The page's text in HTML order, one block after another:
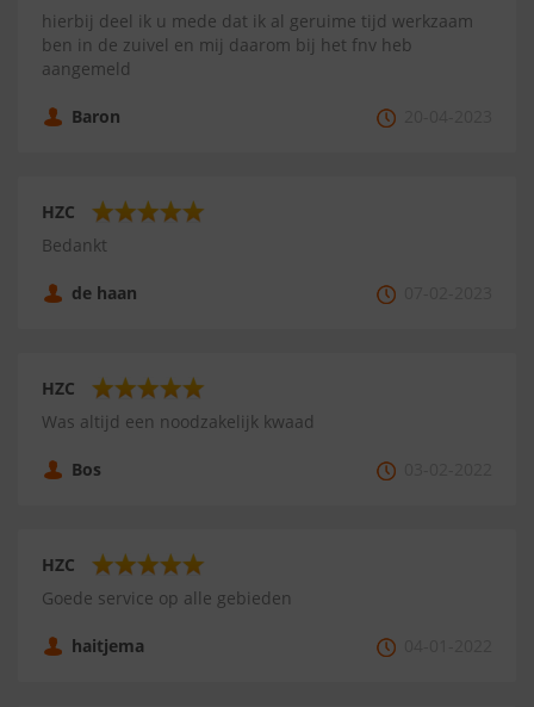
hierbij deel ik u mede dat ik al geruime tijd werkzaam
ben in de zuivel en mij daarom bij het fnv heb
aangemeld
Baron
HZC
Bedankt
de haan
HZC
Was altijd een noodzakelijk kwaad
Bos
HZC
Goede service op alle gebieden
haitjema